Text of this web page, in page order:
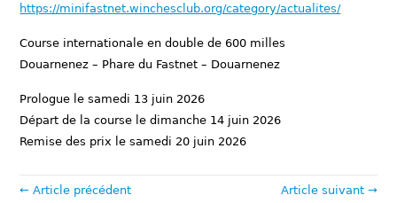
https://minifastnet.winchesclub.org/category/actualites/
Course internationale en double de 600 milles
Douarnenez – Phare du Fastnet – Douarnenez
Prologue le samedi 13 juin 2026
Départ de la course le dimanche 14 juin 2026
Remise des prix le samedi 20 juin 2026
← Article précédent Article suivant →